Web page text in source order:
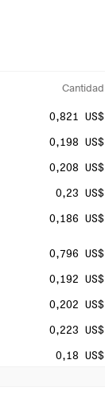
Cantidad
0,821 US$
0,198 US$
0,208 US$
0,23 US$
0,186 US$
0,796 US$
0,192 US$
0,202 US$
0,223 US$
0,18 US$